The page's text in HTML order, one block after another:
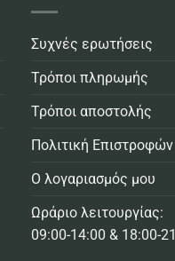
Συχνές ερωτήσεις
Τρόποι πληρωμής
Τρόποι αποστολής
Πολιτική Επιστροφών
Ο λογαριασμός μου
Ωράριο λειτουργίας:
09:00-14:00 & 18:00-